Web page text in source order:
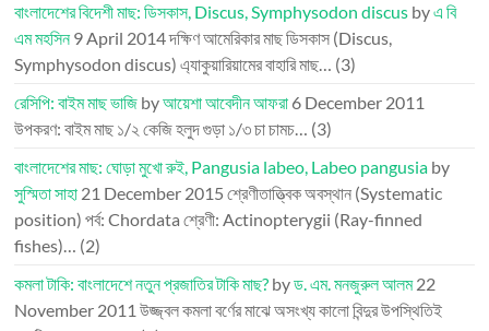
বাংলাদেশের বিদেশী মাছ: ডিসকাস, Discus, Symphysodon discus byএ বি
এম মহসিন9 April 2014দক্ষিণ আমেরিকার মাছ ডিসকাস (Discus,
Symphysodon discus) এ্যাকুয়ারিয়ামের বাহারি মাছ… (3)
রেসিপি: বাইম মাছ ভাজি byআয়েশা আবেদীন আফরা 6 December 2011
উপকরণ: বাইম মাছ ১/২ কেজি হলুদ গুড়া ১/৩ চা চামচ… (3)
বাংলাদেশের মাছ: ঘোড়া মুখো রুই, Pangusia labeo, Labeo pangusia by
সুস্মিতা সাহা 21 December 2015 শ্রেণীতাত্ত্বিক অবস্থান (Systematic
position) পর্ব: Chordata শ্রেণী: Actinopterygii (Ray-finned
fishes)… (2)
কমলা টাকি: বাংলাদেশে নতুন প্রজাতির টাকি মাছ? byড. এম. মনজুরুল আলম22
November 2011 উজ্জ্বল কমলা বর্ণের মাঝে অসংখ্য কালো বিন্দুর উপস্থিতিই